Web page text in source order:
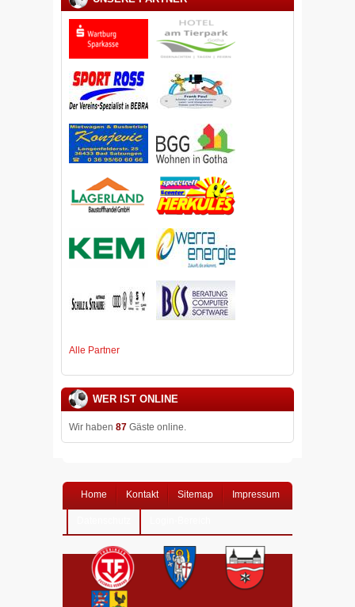
Alle Partner
WER IST ONLINE
Wir haben 87 Gäste online.
Home Kontakt Sitemap Impressum